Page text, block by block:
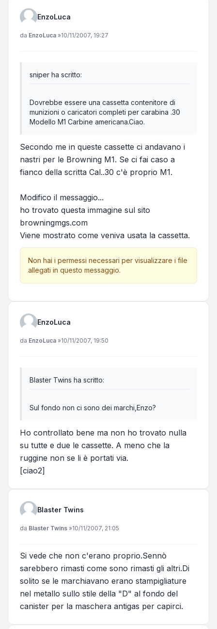
EnzoLuca
Messaggio
da EnzoLuca »10/11/2007, 19:27
sniper ha scritto:
Dovrebbe essere una cassetta contenitore di
munizioni o caricatori completi per carabina .30
Modello M1 Carbine americana.Ciao.
Secondo me in queste cassette ci andavano i
nastri per le Browning M1. Se ci fai caso a
fianco della scritta Cal..30 c'è proprio M1.
Modifico il messaggio...
ho trovato questa immagine sul sito
browningmgs.com
Viene mostrato come veniva usata la cassetta.
Non hai i permessi necessari per visualizzare i file
allegati in questo messaggio.
EnzoLuca
Messaggio
da EnzoLuca »10/11/2007, 19:50
Blaster Twins ha scritto:
Sul fondo non ci sono dei marchi,Enzo?
Ho controllato bene ma non ho trovato nulla
su tutte e due le cassette. A meno che la
ruggine non se li è portati via.
[ciao2]
Blaster Twins
Messaggio
da Blaster Twins »10/11/2007, 21:05
Si vede che non c'erano proprio.Sennò
sarebbero rimasti come sono rimasti gli altri.Di
solito se le marchiavano erano stampigliature
nel metallo sullo stile della "D" al fondo del
canister per la maschera antigas per capirci.